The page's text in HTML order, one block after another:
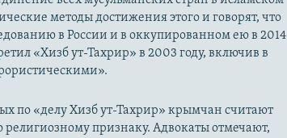
методы достижения этого и говорят, что
в России и в оккупированном ею в 2014
«Хизб ут-Тахрир» в 2003 году, включив в
по «делу Хизб ут-Тахрир» крымчан считают
признаку. Адвокаты отмечают,